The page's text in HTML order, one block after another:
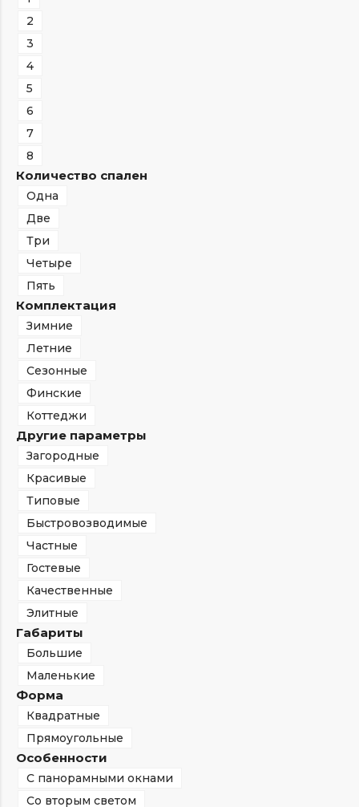
2
3
4
5
6
7
8
Количество спален
Одна
Две
Три
Четыре
Пять
Комплектация
Зимние
Летние
Сезонные
Финские
Коттеджи
Другие параметры
Загородные
Красивые
Типовые
Быстровозводимые
Частные
Гостевые
Качественные
Элитные
Габариты
Большие
Маленькие
Форма
Квадратные
Прямоугольные
Особенности
С панорамными окнами
Со вторым светом